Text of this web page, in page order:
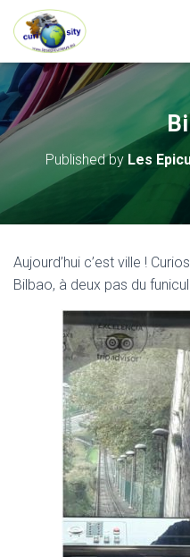
Published by Les
Aujourd’hui c’est ville !
Bilbao, à deux pas du